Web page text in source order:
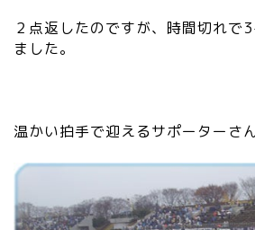
２点返したのですが、時間切れで
ました。
温かい拍手で迎えるサポーターさ